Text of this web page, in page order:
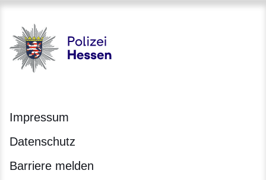
Polizei - Polizei.hessen.de
Impressum
Datenschutz
Barriere melden